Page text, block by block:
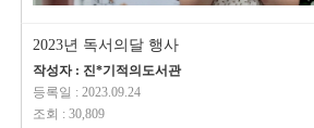
2023년 독서의달 행사
작성자 : 진*기적의도서관
등록일 : 2023.09.24
조회 : 30,809